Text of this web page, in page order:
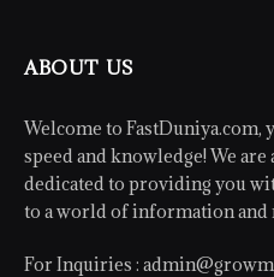
ABOUT US
Welcome to
speed and knowledge! We
dedicated to providing you
to a world of information and
For Inquiries :